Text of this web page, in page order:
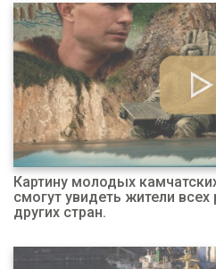
Картину молодых
смогут увидеть жители
других стран.